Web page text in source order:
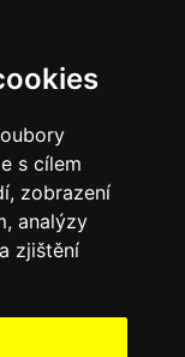
s cílem
zobrazení
analýzy
zjištění